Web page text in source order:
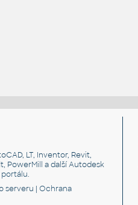
LT, Inventor, Revit,
PowerMill a další Autodesk
portálu.
serveru |Ochrana